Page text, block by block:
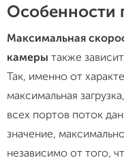
Особенности
Максимальная
камеры также
Так, именно от
максимальная
всех портов поток
значение,
независимо от того,